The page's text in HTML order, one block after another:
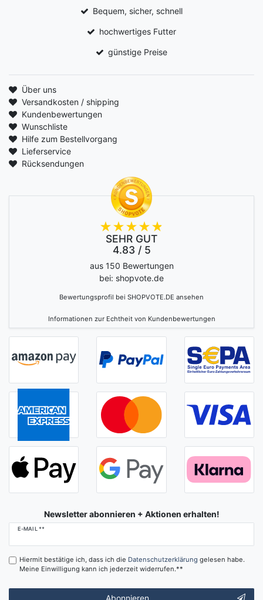
Bequem, sicher, schnell
hochwertiges Futter
günstige Preise
Über uns
Versandkosten / shipping
Kundenbewertungen
Wunschliste
Hilfe zum Bestellvorgang
Lieferservice
Rücksendungen
SEHR GUT
4.83 / 5
aus 150 Bewertungen
bei: shopvote.de
Bewertungsprofil bei SHOPVOTE.DE ansehen
Informationen zur Echtheit von Kundenbewertungen
Newsletter abonnieren + Aktionen erhalten!
E-MAIL **
Newsletter
Hiermit bestätige ich, dass ich die Daten­schutz­erklärung gelesen habe.
Meine Einwilligung kann ich jederzeit widerrufen.**
Abonnieren